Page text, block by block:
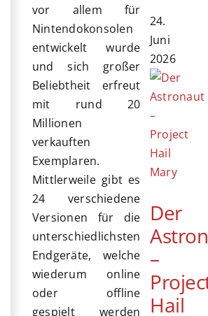
vor allem für
Nintendokonsolen
entwickelt wurde
und sich großer
Beliebtheit erfreut
mit rund 20
Millionen
verkauften
Exemplaren.
Mittlerweile gibt es
24 verschiedene
Versionen für die
unterschiedlichsten
Endgeräte, welche
wiederum online
oder offline
gespielt werden
24.
Juni
2026
Der
–
Hail